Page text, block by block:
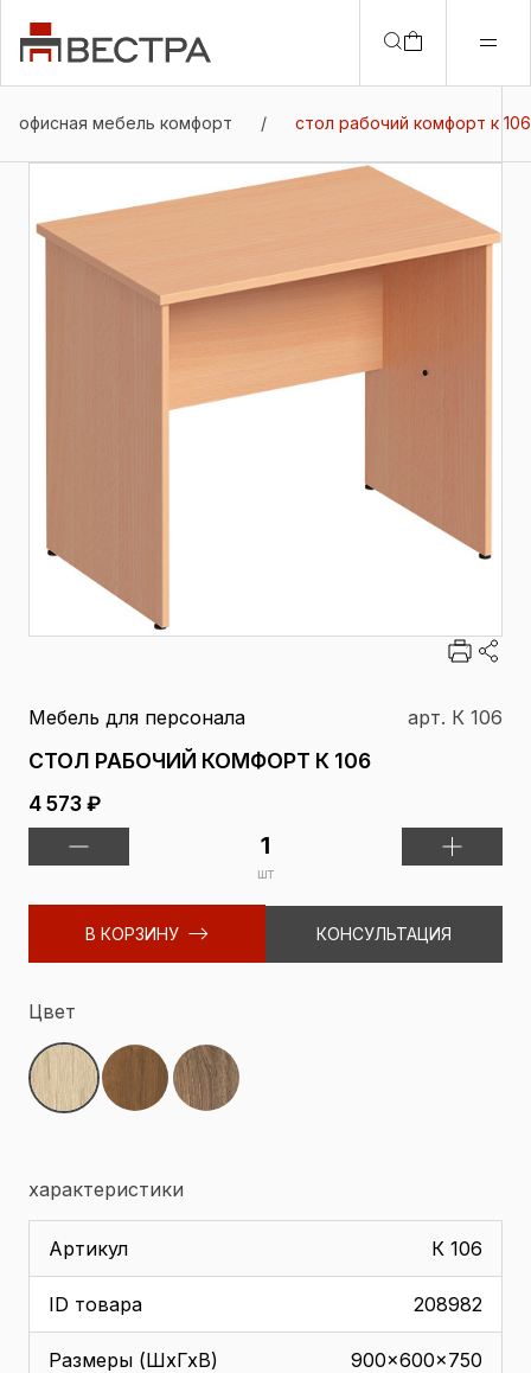
офисная мебель комфорт / стол рабочий комфорт к 106
Мебель для персонала арт. К 106
СТОЛ РАБОЧИЙ КОМФОРТ К 106
4 573 ₽
шт
В КОРЗИНУ КОНСУЛЬТАЦИЯ
Цвет
характеристики
Артикул К 106
ID товара 208982
Размеры (ШхГхВ) 900x600x750